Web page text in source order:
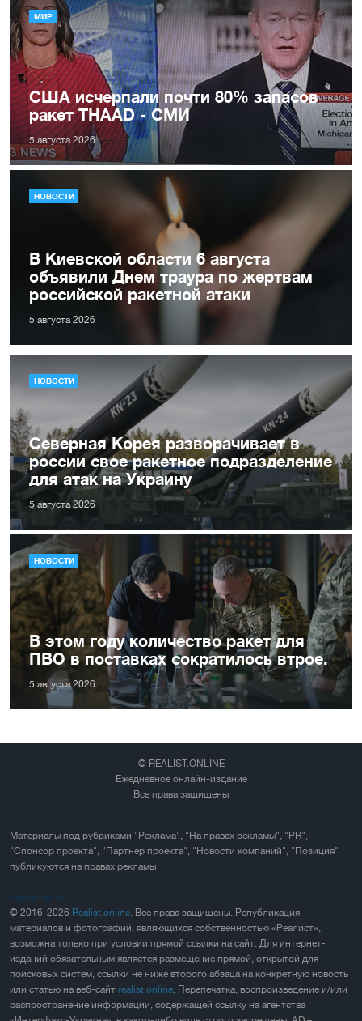
МИР
США исчерпали почти 80% запасов
ракет THAAD - СМИ
5 августа 2026
НОВОСТИ
В Киевской области 6 августа
объявили Днем траура по жертвам
российской ракетной атаки
5 августа 2026
НОВОСТИ
Северная Корея разворачивает в
россии свое ракетное подразделение
для атак на Украину
5 августа 2026
НОВОСТИ
В этом году количество ракет для
ПВО в поставках сократилось втрое.
5 августа 2026
© REALIST.ONLINE
Ежедневное онлайн-издание
Все права защищены
Материалы под рубриками "Реклама", "На правах рекламы", "PR",
"Спонсор проекта", "Партнер проекта", "Новости компаний", "Позиция"
публикуются на правах рекламы
Карта сайта
© 2016-2026 Realist.online. Все права защищены. Републикация
материалов и фотографий, являющихся собственностью «Реалист»,
возможна только при условии прямой ссылки на сайт. Для интернет-
изданий обязательным является размещение прямой, открытой для
поисковых систем, ссылки не ниже второго абзаца на конкретную новость
или статью на веб-сайт realist.online. Перепечатка, воспроизведение и/или
распространение информации, содержащей ссылку на агентства